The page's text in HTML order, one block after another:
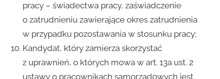
pracy – świadectwa pracy, zaświadczenie
o zatrudnieniu zawierające okres zatrudnienia
w przypadku pozostawania w stosunku pracy;
Kandydat, który zamierza skorzystać
z uprawnień, o których mowa w art. 13a ust. 2
ustawy o pracownikach samorządowych jest